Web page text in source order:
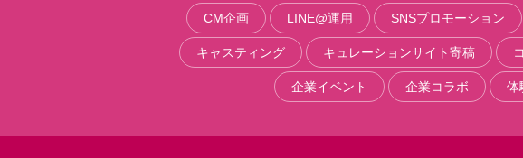
CM企画 LINE@運用 SNSプロモーション
キャスティング キュレーションサイト寄稿
企業イベント 企業コラボ 体